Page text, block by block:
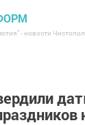
- новости